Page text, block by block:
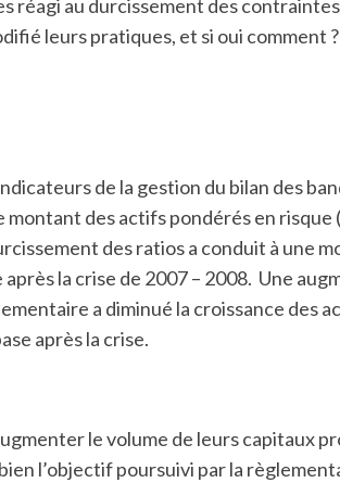
réagi au durcissement des
leurs pratiques, et si oui comment ?
de la gestion du bilan des
montant des actifs pondérés en
des ratios a conduit à une
la crise de 2007 – 2008. Une
a diminué la croissance des
après la crise.
le volume de leurs capitaux
l’objectif poursuivi par la